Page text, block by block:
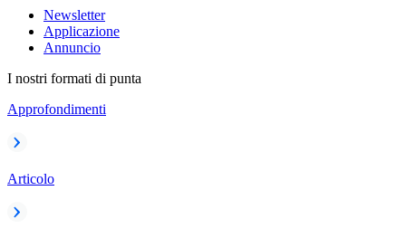
Newsletter
Applicazione
Annuncio
I nostri formati di punta
Approfondimenti
Articolo